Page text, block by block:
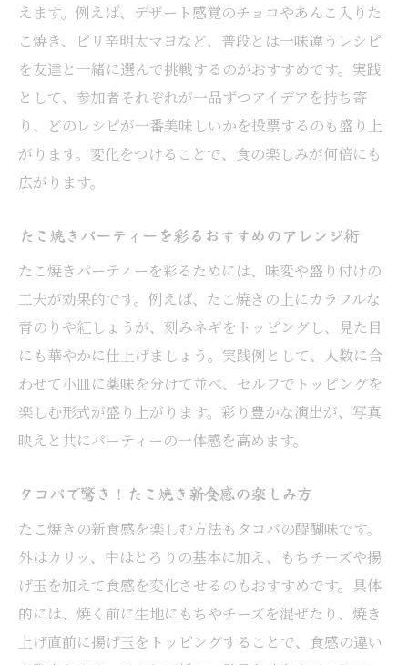
えます。例えば、デザート感覚のチョコやあんこ入りた
こ焼き、ピリ辛明太マヨなど、普段とは一味違うレシピ
を友達と一緒に選んで挑戦するのがおすすめです。実践
として、参加者それぞれが一品ずつアイデアを持ち寄
り、どのレシピが一番美味しいかを投票するのも盛り上
がります。変化をつけることで、食の楽しみが何倍にも
広がります。
たこ焼きパーティーを彩るおすすめのアレンジ術
たこ焼きパーティーを彩るためには、味変や盛り付けの
工夫が効果的です。例えば、たこ焼きの上にカラフルな
青のりや紅しょうが、刻みネギをトッピングし、見た目
にも華やかに仕上げましょう。実践例として、人数に合
わせて小皿に薬味を分けて並べ、セルフでトッピングを
楽しむ形式が盛り上がります。彩り豊かな演出が、写真
映えと共にパーティーの一体感を高めます。
タコパで驚き！たこ焼き新食感の楽しみ方
たこ焼きの新食感を楽しむ方法もタコパの醍醐味です。
外はカリッ、中はとろりの基本に加え、もちチーズや揚
げ玉を加えて食感を変化させるのもおすすめです。具体
的には、焼く前に生地にもちやチーズを混ぜたり、焼き
上げ直前に揚げ玉をトッピングすることで、食感の違い